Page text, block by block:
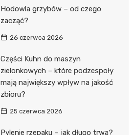
Hodowla grzybów – od czego
zacząć?
26 czerwca 2026
Części Kuhn do maszyn
zielonkowych – które podzespoły
mają największy wpływ na jakość
zbioru?
25 czerwca 2026
Pylenie rzepaku – jak długo trwa?